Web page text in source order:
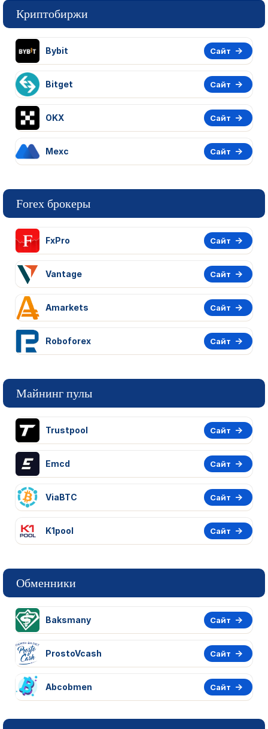
Криптобиржи
Bybit Сайт
Bitget Сайт
OKX Сайт
Mexc Сайт
Forex брокеры
FxPro Сайт
Vantage Сайт
Amarkets Сайт
Roboforex Сайт
Майнинг пулы
Trustpool Сайт
Emcd Сайт
ViaBTC Сайт
K1pool Сайт
Обменники
Baksmany Сайт
ProstoVcash Сайт
Abcobmen Сайт